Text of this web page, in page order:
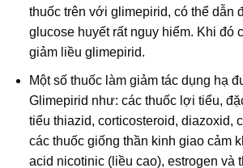
thuốc trên với glimepirid, có thể dẫn
glucose huyết rất nguy hiểm. Khi đó
giảm liều glimepirid.
Một số thuốc làm giảm tác dụng hạ
Glimepirid như: các thuốc lợi tiểu,
tiểu thiazid, corticosteroid, diazoxid,
các thuốc giống thần kinh giao cảm
acid nicotinic (liều cao), estrogen và